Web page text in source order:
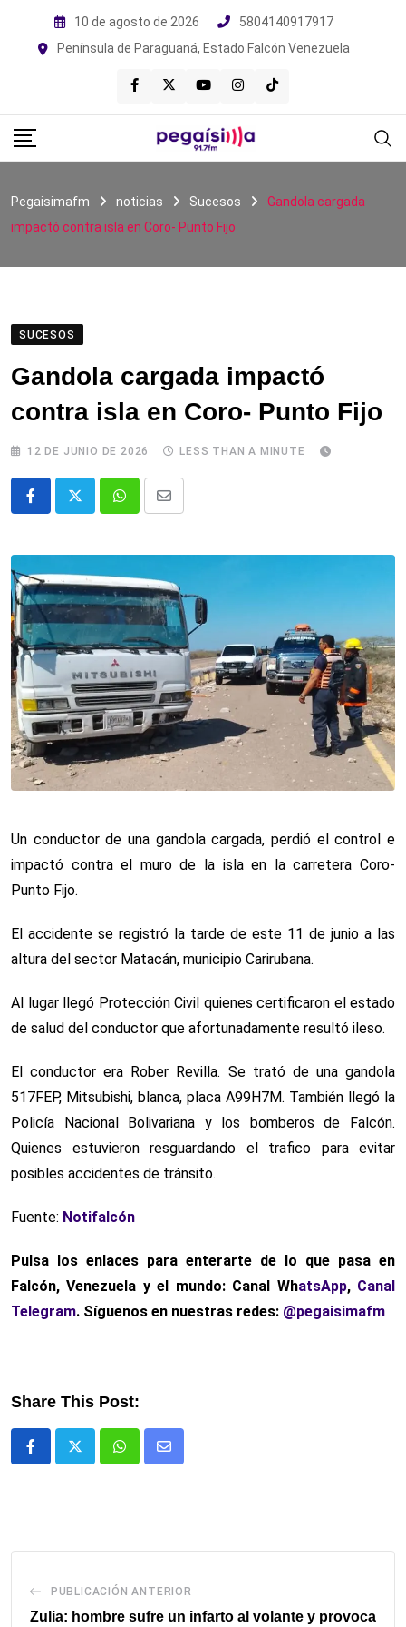
10 de agosto de 2026
5804140917917
Península de Paraguaná, Estado Falcón Venezuela
Pegaisimafm noticias Sucesos
Gandola cargada
impactó contra isla en Coro- Punto Fijo
SUCESOS
Gandola cargada impactó
contra isla en Coro- Punto Fijo
12 DE JUNIO DE 2026 LESS THAN A MINUTE
WhatsappComparte
email
Un conductor de una gandola cargada, perdió el control e
impactó contra el muro de la isla en la carretera Coro-
Punto Fijo.
El accidente se registró la tarde de este 11 de junio a las
altura del sector Matacán, municipio Carirubana.
Al lugar llegó Protección Civil quienes certificaron el estado
de salud del conductor que afortunadamente resultó ileso.
El conductor era Rober Revilla. Se trató de una gandola
517FEP, Mitsubishi, blanca, placa A99H7M. También llegó la
Policía Nacional Bolivariana y los bomberos de Falcón.
Quienes estuvieron resguardando el trafico para evitar
posibles accidentes de tránsito.
Fuente: Notifalcón
Pulsa los enlaces para enterarte de lo que pasa en
Falcón, Venezuela y el mundo: Canal WhatsApp, Canal
Telegram. Síguenos en nuestras redes: @pegaisimafm
Share This Post:
WhatsappComparte
PUBLICACIÓN ANTERIOR
Zulia: hombre sufre un infarto al volante y provoca